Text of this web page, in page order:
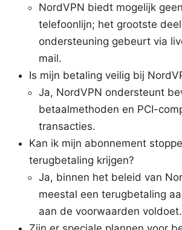
NordVPN biedt mogelijk
telefoonlijn; het grootste
ondersteuning gebeurt via
mail.
Is mijn betaling veilig bij
Ja, NordVPN ondersteunt
betaalmethoden en PCI-
transacties.
Kan ik mijn abonnement
terugbetaling krijgen?
Ja, binnen het beleid van
meestal een terugbetaling
aan de voorwaarden voldoet.